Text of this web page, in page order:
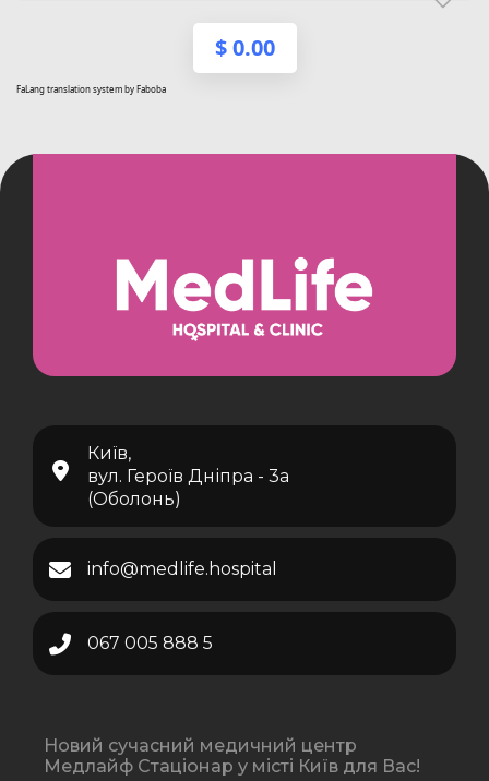
$0.00
FaLang translation system by Faboba
Київ,
вул. Героїв Дніпра - 3а
(Оболонь)
info@medlife.hospital
067 005 888 5
Новий сучасний медичний центр
Медлайф Стаціонар у місті Київ для Вас!